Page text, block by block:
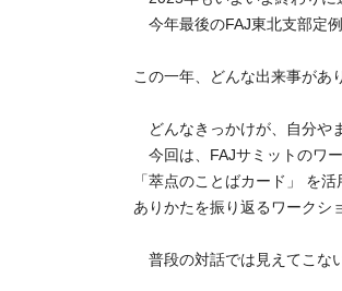
今年最後のFAJ東北支部定
この一年、どんな出来事があ
どんなきっかけが、自分や
今回は、FAJサミットのワ
「萃点のことばカード」 を
ありかたを振り返るワークシ
普段の対話では見えてこな